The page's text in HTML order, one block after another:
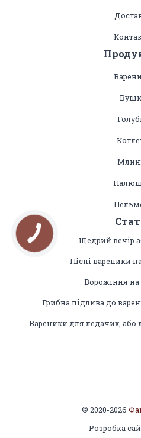
Щедрий вечір
Пісні вареники
Ворожіння на
Грибна підлива до
Вареники для ледачих, або
© 2020-2026
Розробка